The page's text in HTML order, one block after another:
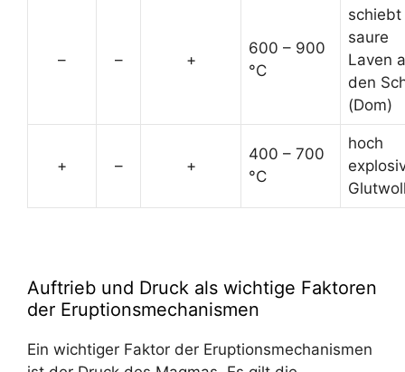
– – +
600 – 900
°C
schiebt
saure
Laven
den
(Dom)
+ – +
400 – 700
°C
hoch
Auftrieb und Druck als wichtige Faktoren
der Eruptionsmechanismen
Ein wichtiger Faktor der Eruptionsmechanismen